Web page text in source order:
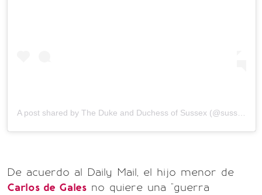
A post shared by The Duke and Duchess of Sussex (@sussexroyal) on
De acuerdo al Daily Mail, el hijo menor de
Carlos de Gales no quiere una "guerra